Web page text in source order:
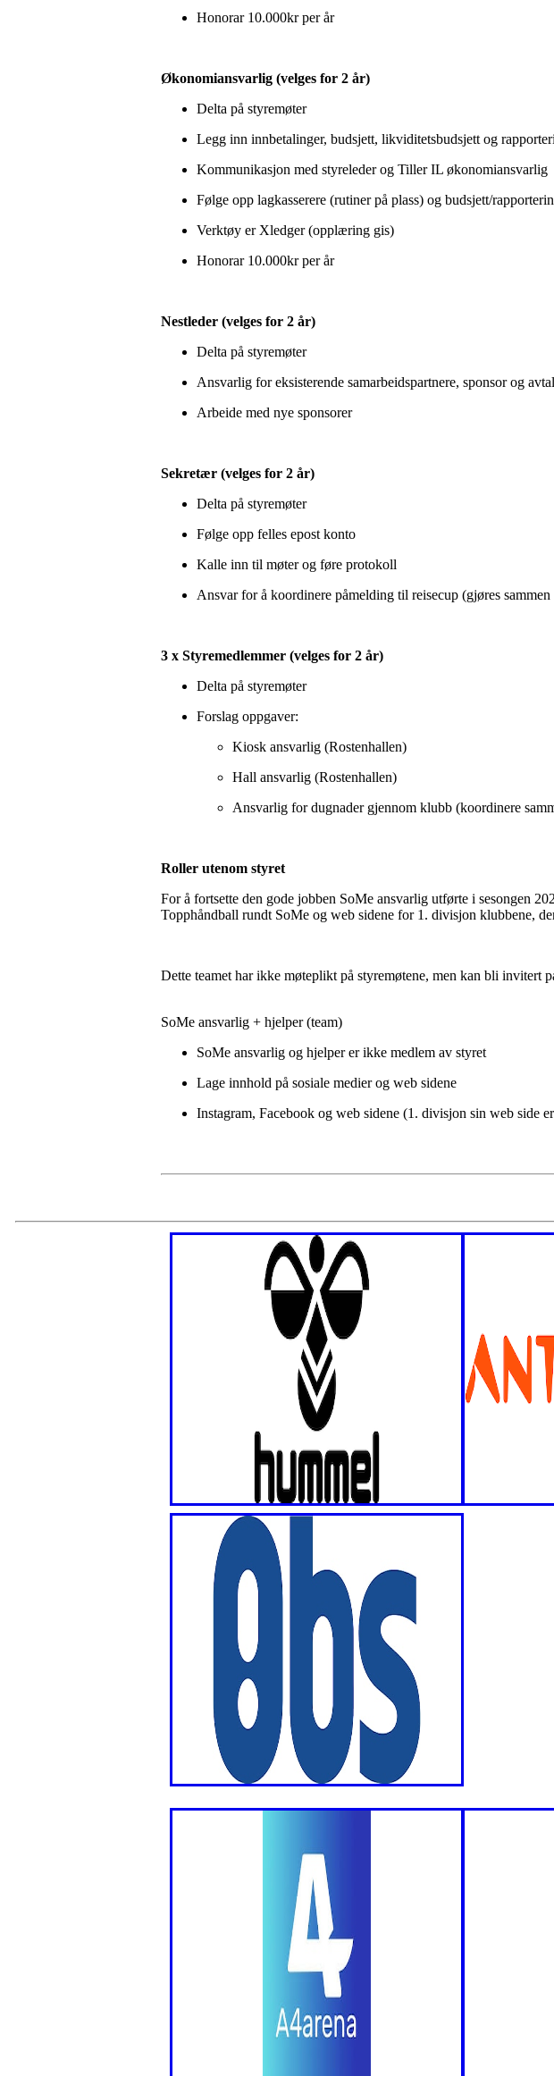
Honorar 10.000kr per år
Økonomiansvarlig (velges for 2 år)
Delta på styremøter
Legg inn innbetalinger, budsjett, likviditetsbudsjett og
Kommunikasjon med styreleder og Tiller IL økonomiansvarlig
Følge opp lagkasserere (rutiner på plass) og budsjett/
Verktøy er Xledger (opplæring gis)
Honorar 10.000kr per år
Nestleder (velges for 2 år)
Delta på styremøter
Ansvarlig for eksisterende samarbeidspartnere, sponsor og
Arbeide med nye sponsorer
Sekretær (velges for 2 år)
Delta på styremøter
Følge opp felles epost konto
Kalle inn til møter og føre protokoll
Ansvar for å koordinere påmelding til reisecup (gjøres sammen
3 x Styremedlemmer (velges for 2 år)
Delta på styremøter
Forslag oppgaver:
Kiosk ansvarlig (Rostenhallen)
Hall ansvarlig (Rostenhallen)
Ansvarlig for dugnader gjennom klubb (koordinere
Roller utenom styret
For å fortsette den gode jobben SoMe ansvarlig utførte i sesongen
Topphåndball rundt SoMe og web sidene for 1. divisjon klubbene,
Dette teamet har ikke møteplikt på styremøtene, men kan bli invitert
SoMe ansvarlig + hjelper (team)
SoMe ansvarlig og hjelper er ikke medlem av styret
Lage innhold på sosiale medier og web sidene
Instagram, Facebook og web sidene (1. divisjon sin web side